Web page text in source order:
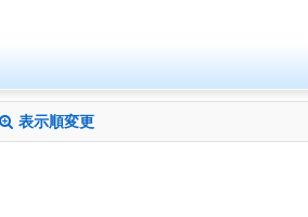
表示順変更